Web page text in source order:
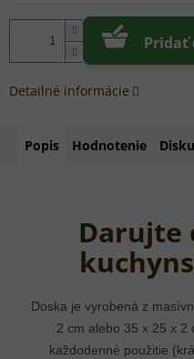
Pridať
Detailné informácie
Popis Hodnotenie
Darujte
Doska je vyrobená z
2 cm alebo 35 x 25 x 2
každodenné použitie